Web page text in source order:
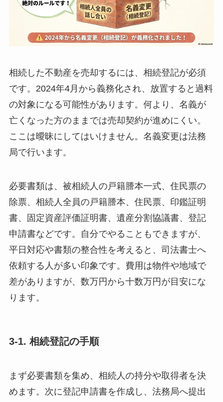
相続した不動産を売却するには、相続登記が必須
です。2024年4月から義務化され、放置すると過料
の対象になる可能性があります。何より、名義が
亡くなった方のままでは売却契約が進めにくい。
ここは曖昧にしてはいけません。名義変更は法務
局で行います。
必要書類は、被相続人の戸籍謄本一式、住民票の
除票、相続人全員の戸籍謄本、住民票、印鑑証明
書、固定資産評価証明書、遺産分割協議書、登記
申請書などです。自分でやることもできますが、
平日対応や書類の整合性を考えると、司法書士へ
依頼する人が多い印象です。費用は物件や地域で
差がありますが、数万円から十数万円が目安にな
ります。
3-1. 相続登記の手順
まず必要書類を集め、相続人の持分や取得者を決
めます。次に登記申請書を作成し、法務局へ提出